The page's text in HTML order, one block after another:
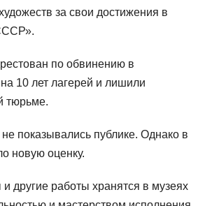
за свои достижения в
по обвинению в
10 лет лагерей и лишили
тюрьме.
показывались публике. Однако в
новую оценку.
другие работы хранятся в музеях